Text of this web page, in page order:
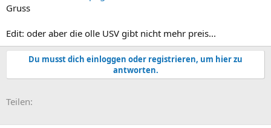
Gruss
Edit: oder aber die olle USV gibt nicht mehr preis...
Du musst dich einloggen oder registrieren, um hier zu
antworten.
Teilen: